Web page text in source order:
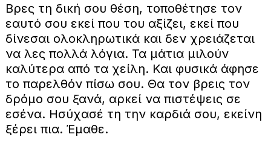
Βρες τη δική σου θέση, τοποθέτησε τον
εαυτό σου εκεί που του αξίζει, εκεί που
δίνεσαι ολοκληρωτικά και δεν χρειάζεται
να λες πολλά λόγια. Τα μάτια μιλούν
καλύτερα από τα χείλη. Και φυσικά άφησε
το παρελθόν πίσω σου. Θα τον βρεις τον
δρόμο σου ξανά, αρκεί να πιστέψεις σε
εσένα. Ησύχασέ τη την καρδιά σου, εκείνη
ξέρει πια. Έμαθε.